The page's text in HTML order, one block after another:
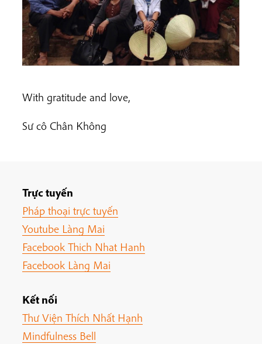
With gratitude and love,
Sư cô Chân Không
Trực tuyến
Pháp thoại trực tuyến
Youtube Làng Mai
Facebook Thich Nhat Hanh
Facebook Làng Mai
Kết nối
Thư Viện Thích Nhất Hạnh
Mindfulness Bell